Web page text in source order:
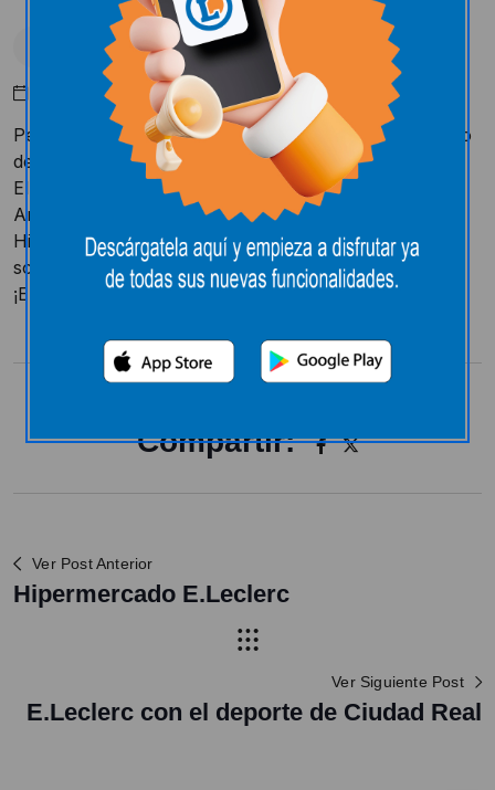
E.Leclerc en los medios
Mayo 10, 2016
Pedro Antonio Caballero ha sido el ganador del sorteo
de Aniversario
El pasado lunes 19 de noviembre, el señor Pedro
Antonio Caballero, pudo recoger en nuestro
Hipermercado la cesta, valorada en 500€, que
sorteamos con motivo de nuestro Aniversario.
¡ENHORABUENA!
Compartir:
Ver Post Anterior
Hipermercado E.Leclerc
Ver Siguiente Post
E.Leclerc con el deporte de Ciudad Real